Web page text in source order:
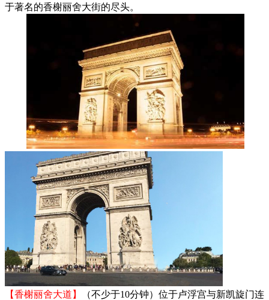
于著名的香榭丽舍大街的尽头。
【香榭丽舍大道】
（不少于10分钟）位于卢浮宫与新凯旋门连